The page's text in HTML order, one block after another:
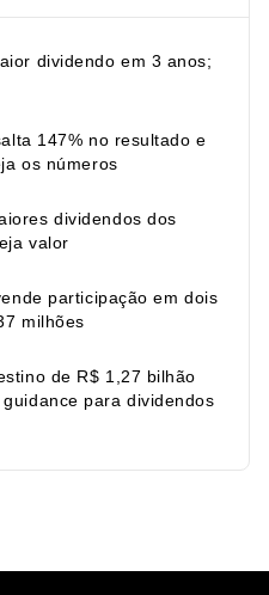
dividendo em 3 anos;
147% no resultado e
os números
dividendos dos
valor
participação em dois
milhões
de R$ 1,27 bilhão
para dividendos